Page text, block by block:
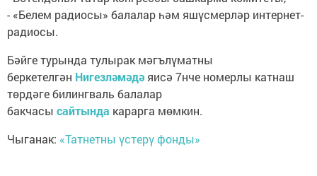
- «Белем радиосы» балалар һәм яшүсмерләр интернет-
радиосы.
Бәйге турында тулырак мәгълүматны
беркетелгән Нигезләмәдәяисә 7нче номерлы катнаш
төрдәге билингваль балалар
бакчасы сайтында карарга мөмкин.
Чыганак: «Татнетны үстерү фонды»